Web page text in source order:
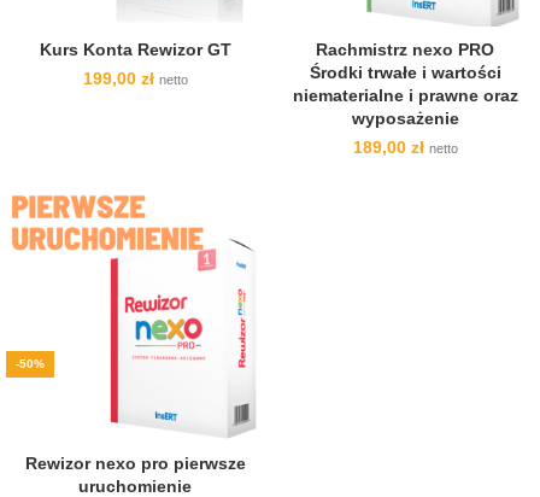
Kurs Konta Rewizor GT
199,00 zł netto
Rachmistrz nexo PRO
Środki trwałe i wartości
niematerialne i prawne oraz
wyposażenie
189,00 zł netto
-50%
Rewizor nexo pro pierwsze
uruchomienie